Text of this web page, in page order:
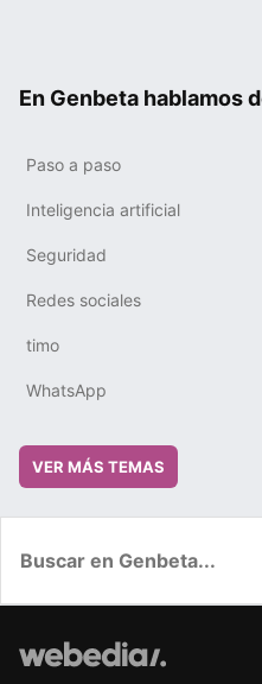
En Genbeta hablamos
Paso a paso
Inteligencia artificial
Seguridad
Redes sociales
timo
WhatsApp
VER MÁS TEMAS